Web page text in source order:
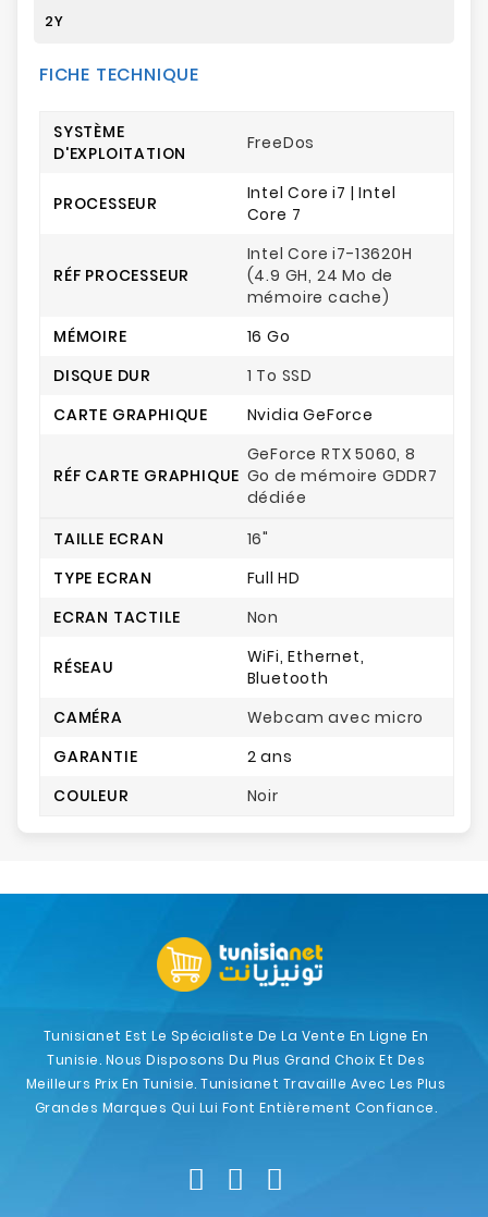
2Y
FICHE TECHNIQUE
SYSTÈME
D'EXPLOITATION
FreeDos
PROCESSEUR
Intel Core i7 | Intel
Core 7
RÉF PROCESSEUR
Intel Core i7-13620H
(4.9 GH, 24 Mo de
mémoire cache)
MÉMOIRE
16 Go
DISQUE DUR
1 To SSD
CARTE GRAPHIQUE
Nvidia GeForce
RÉF CARTE GRAPHIQUE
GeForce RTX 5060, 8
Go de mémoire GDDR7
dédiée
TAILLE ECRAN
16"
TYPE ECRAN
Full HD
ECRAN TACTILE
Non
RÉSEAU
WiFi, Ethernet,
Bluetooth
CAMÉRA
Webcam avec micro
GARANTIE
2 ans
COULEUR
Noir
Tunisianet Est Le Spécialiste De La Vente En Ligne En
Tunisie. Nous Disposons Du Plus Grand Choix Et Des
Meilleurs Prix En Tunisie. Tunisianet Travaille Avec Les Plus
Grandes Marques Qui Lui Font Entièrement Confiance.